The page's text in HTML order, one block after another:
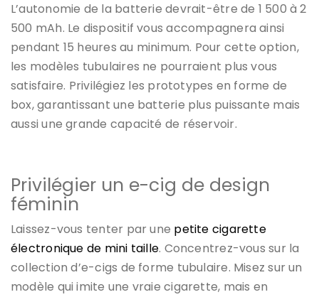
L’autonomie de la batterie devrait-être de 1 500 à 2
500 mAh. Le dispositif vous accompagnera ainsi
pendant 15 heures au minimum. Pour cette option,
les modèles tubulaires ne pourraient plus vous
satisfaire. Privilégiez les prototypes en forme de
box, garantissant une batterie plus puissante mais
aussi une grande capacité de réservoir.
Privilégier un e-cig de design
féminin
Laissez-vous tenter par une petite cigarette
électronique de mini taille. Concentrez-vous sur la
collection d’e-cigs de forme tubulaire. Misez sur un
modèle qui imite une vraie cigarette, mais en